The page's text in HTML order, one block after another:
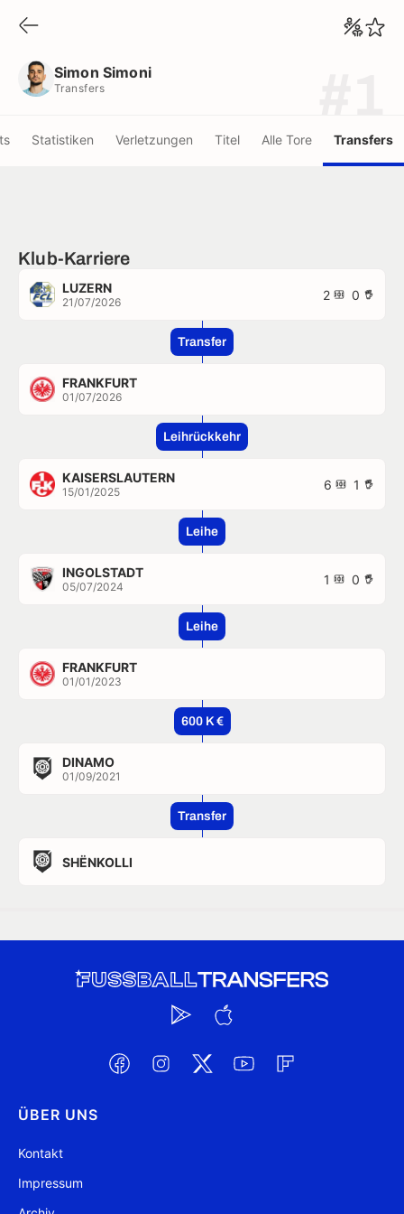
Simon Simoni
Transfers
Statistiken Verletzungen Titel Alle Tore Transfers
Klub-Karriere
LUZERN
21/07/2026 2 0
Transfer
FRANKFURT
01/07/2026
Leihrückkehr
KAISERSLAUTERN
15/01/2025 6 1
Leihe
INGOLSTADT
05/07/2024 1 0
Leihe
FRANKFURT
01/01/2023
600 K €
DINAMO
01/09/2021
Transfer
SHËNKOLLI
ÜBER UNS
Kontakt
Impressum